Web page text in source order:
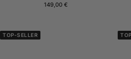
Angebotspreis
149,00 €
TOP-SELLER